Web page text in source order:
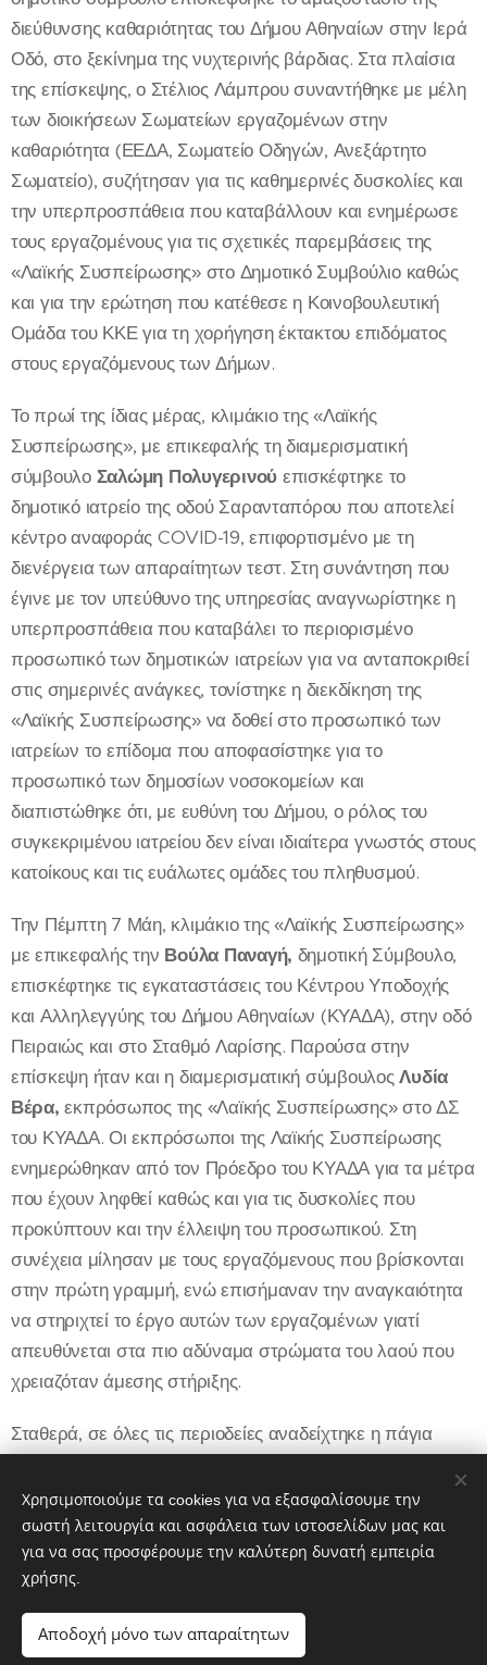
διεύθυνσης καθαριότητας του Δήμου Αθηναίων στην Ιερά
Οδό, στο ξεκίνημα της νυχτερινής βάρδιας. Στα πλαίσια
της επίσκεψης, ο Στέλιος Λάμπρου συναντήθηκε με μέλη
των διοικήσεων Σωματείων εργαζομένων στην
καθαριότητα (ΕΕΔΑ, Σωματείο Οδηγών, Ανεξάρτητο
Σωματείο), συζήτησαν για τις καθημερινές δυσκολίες και
την υπερπροσπάθεια που καταβάλλουν και ενημέρωσε
τους εργαζομένους για τις σχετικές παρεμβάσεις της
«Λαϊκής Συσπείρωσης» στο Δημοτικό Συμβούλιο καθώς
και για την ερώτηση που κατέθεσε η Κοινοβουλευτική
Ομάδα του ΚΚΕ για τη χορήγηση έκτακτου επιδόματος
στους εργαζόμενους των Δήμων.
Το πρωί της ίδιας μέρας, κλιμάκιο της «Λαϊκής
Συσπείρωσης», με επικεφαλής τη διαμερισματική
σύμβουλο Σαλώμη Πολυγερινού επισκέφτηκε το
δημοτικό ιατρείο της οδού Σαρανταπόρου που αποτελεί
κέντρο αναφοράς COVID-19, επιφορτισμένο με τη
διενέργεια των απαραίτητων τεστ. Στη συνάντηση που
έγινε με τον υπεύθυνο της υπηρεσίας αναγνωρίστηκε η
υπερπροσπάθεια που καταβάλει το περιορισμένο
προσωπικό των δημοτικών ιατρείων για να ανταποκριθεί
στις σημερινές ανάγκες, τονίστηκε η διεκδίκηση της
«Λαϊκής Συσπείρωσης» να δοθεί στο προσωπικό των
ιατρείων το επίδομα που αποφασίστηκε για το
προσωπικό των δημοσίων νοσοκομείων και
διαπιστώθηκε ότι, με ευθύνη του Δήμου, ο ρόλος του
συγκεκριμένου ιατρείου δεν είναι ιδιαίτερα γνωστός στους
κατοίκους και τις ευάλωτες ομάδες του πληθυσμού.
Την Πέμπτη 7 Μάη, κλιμάκιο της «Λαϊκής Συσπείρωσης»
με επικεφαλής την Βούλα Παναγή, δημοτική Σύμβουλο,
επισκέφτηκε τις εγκαταστάσεις του Κέντρου Υποδοχής
και Αλληλεγγύης του Δήμου Αθηναίων (ΚΥΑΔΑ), στην οδό
Πειραιώς και στο Σταθμό Λαρίσης. Παρούσα στην
επίσκεψη ήταν και η διαμερισματική σύμβουλοςΛυδία
Βέρα,εκπρόσωπος της «Λαϊκής Συσπείρωσης» στο ΔΣ
του ΚΥΑΔΑ. Οι εκπρόσωποι της Λαϊκής Συσπείρωσης
ενημερώθηκαν από τον Πρόεδρο του ΚΥΑΔΑ για τα μέτρα
που έχουν ληφθεί καθώς και για τις δυσκολίες που
προκύπτουν και την έλλειψη του προσωπικού. Στη
συνέχεια μίλησαν με τους εργαζόμενους που βρίσκονται
στην πρώτη γραμμή, ενώ επισήμαναν την αναγκαιότητα
να στηριχτεί το έργο αυτών των εργαζομένων γιατί
απευθύνεται στα πιο αδύναμα στρώματα του λαού που
χρειαζόταν άμεσης στήριξης.
Σταθερά, σε όλες τις περιοδείες αναδείχτηκε η πάγια
Δήμο μόνιμου προσωπικού όλων των απαραίτητων
ειδικοτήτων.
Χρησιμοποιούμε τα cookies για να εξασφαλίσουμε την
σωστή λειτουργία και ασφάλεια των ιστοσελίδων μας και
για να σας προσφέρουμε την καλύτερη δυνατή εμπειρία
χρήσης.
Αποδοχή μόνο των απαραίτητων